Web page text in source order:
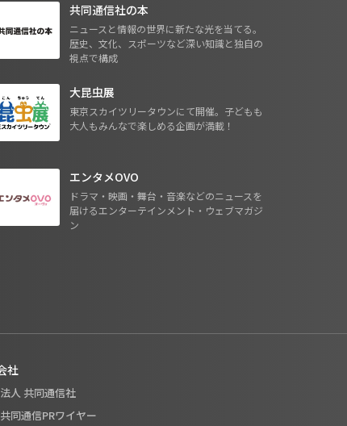
共同通信社の本
ニュースと情報の世界に新たな光を当てる。
歴史、文化、スポーツなど深い知識と独自の
視点で構成
大昆虫展
東京スカイツリータウンにて開催。子どもも
大人もみんなで楽しめる企画が満載！
エンタメOVO
ドラマ・映画・舞台・音楽などのニュースを
届けるエンターテインメント・ウェブマガジ
ン
社
人 共同通信社
同通信PRワイヤー